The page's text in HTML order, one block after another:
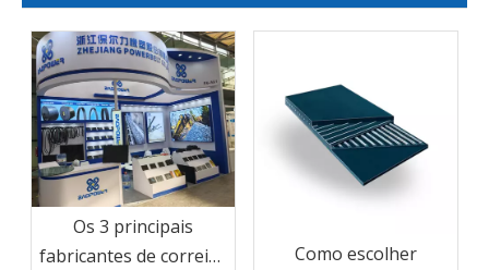
Os 3 principais
fabricantes de correias
Como escolher